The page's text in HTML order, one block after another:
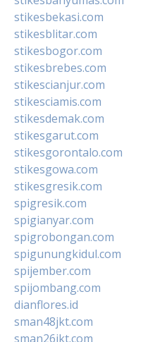
stikesbekasi.com
stikesblitar.com
stikesbogor.com
stikesbrebes.com
stikescianjur.com
stikesciamis.com
stikesdemak.com
stikesgarut.com
stikesgorontalo.com
stikesgowa.com
stikesgresik.com
spigresik.com
spigianyar.com
spigrobongan.com
spigunungkidul.com
spijember.com
spijombang.com
dianflores.id
sman48jkt.com
sman26jkt.com